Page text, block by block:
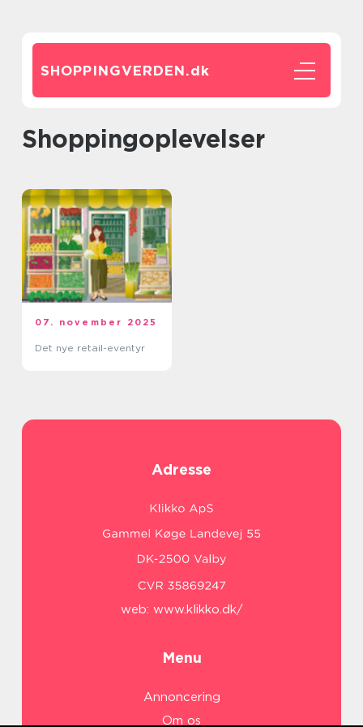
SHOPPINGVERDEN.dk
Shoppingoplevelser
07. november 2025
Det nye retail-eventyr
Adresse
web: www.klikko.dk/
Menu
Annoncering
Om os